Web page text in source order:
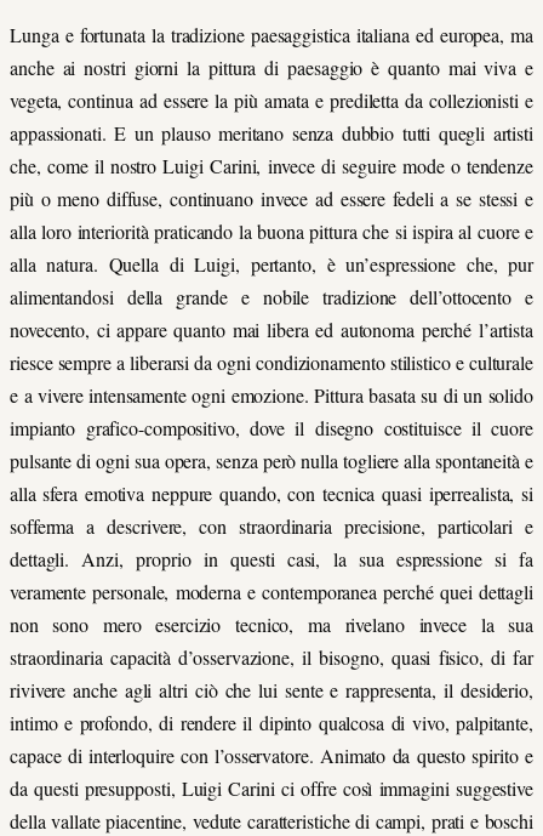
Lunga e fortunata la tradizione paesaggistica italiana ed europea, ma
anche ai nostri giorni la pittura di paesaggio è quanto mai viva e
vegeta, continua ad essere la più amata e prediletta da collezionisti e
appassionati. E un plauso meritano senza dubbio tutti quegli artisti
che, come il nostro Luigi Carini, invece di seguire mode o tendenze
più o meno diffuse, continuano invece ad essere fedeli a se stessi e
alla loro interiorità praticando la buona pittura che si ispira al cuore e
alla natura. Quella di Luigi, pertanto, è un’espressione che, pur
alimentandosi della grande e nobile tradizione dell’ottocento e
novecento, ci appare quanto mai libera ed autonoma perché l’artista
riesce sempre a liberarsi da ogni condizionamento stilistico e culturale
e a vivere intensamente ogni emozione. Pittura basata su di un solido
impianto grafico-compositivo, dove il disegno costituisce il cuore
pulsante di ogni sua opera, senza però nulla togliere alla spontaneità e
alla sfera emotiva neppure quando, con tecnica quasi iperrealista, si
sofferma a descrivere, con straordinaria precisione, particolari e
dettagli. Anzi, proprio in questi casi, la sua espressione si fa
veramente personale, moderna e contemporanea perché quei dettagli
non sono mero esercizio tecnico, ma rivelano invece la sua
straordinaria capacità d’osservazione, il bisogno, quasi fisico, di far
rivivere anche agli altri ciò che lui sente e rappresenta, il desiderio,
intimo e profondo, di rendere il dipinto qualcosa di vivo, palpitante,
capace di interloquire con l’osservatore. Animato da questo spirito e
da questi presupposti, Luigi Carini ci offre così immagini suggestive
della vallate piacentine, vedute caratteristiche di campi, prati e boschi